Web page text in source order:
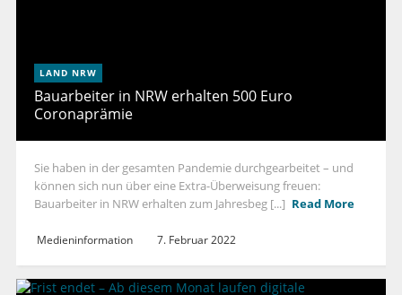
LAND NRW
Bauarbeiter in NRW erhalten 500 Euro
Coronaprämie
Sie haben in der gesamten Pandemie durchgearbeitet – und
können sich nun über eine Extra-Überweisung freuen:
Bauarbeiter in NRW erhalten zum Jahresbeg [...] Read More
Medieninformation 7. Februar 2022